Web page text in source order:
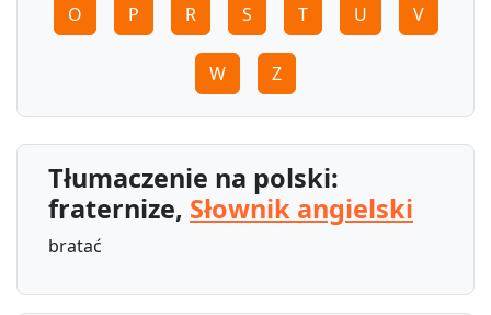
O P R S T U V
W Z
Tłumaczenie na polski:
fraternize, Słownik angielski
bratać